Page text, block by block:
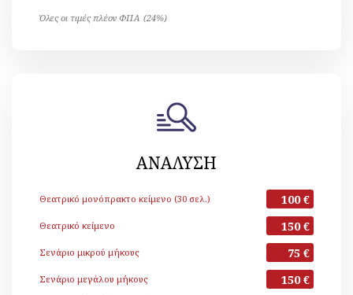
Όλες οι τιμές πλέον ΦΠΑ (24%)
ΑΝΑΛΥΣΗ
Θεατρικό μονόπρακτο κείμενο (30 σελ.) 100 €
Θεατρικό κείμενο 150 €
Σενάριο μικρού μήκους 75 €
Σενάριο μεγάλου μήκους 150 €